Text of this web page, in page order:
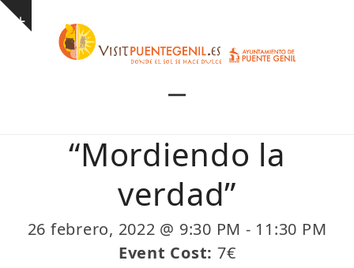
Skip
Show
mobile
menu
mobile
menu
“Mordiendo la
verdad”
26 febrero, 2022 @ 9:30 PM - 11:30 PM
Event Cost: 7€